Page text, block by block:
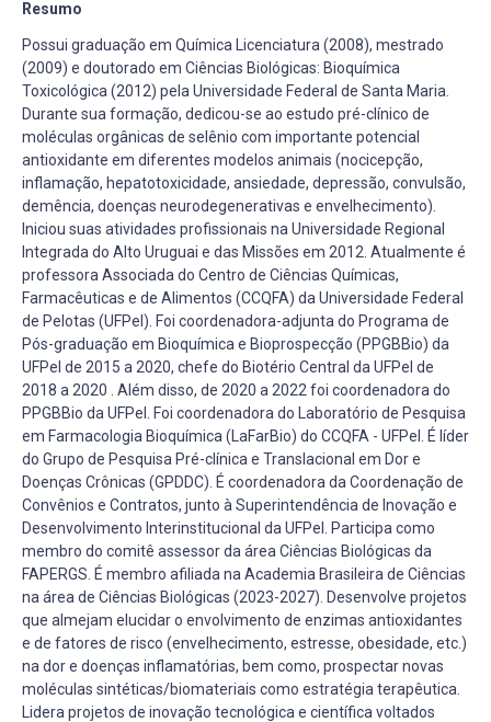
Resumo
Possui graduação em Química Licenciatura (2008), mestrado
(2009) e doutorado em Ciências Biológicas: Bioquímica
Toxicológica (2012) pela Universidade Federal de Santa Maria.
Durante sua formação, dedicou-se ao estudo pré-clínico de
moléculas orgânicas de selênio com importante potencial
antioxidante em diferentes modelos animais (nocicepção,
inflamação, hepatotoxicidade, ansiedade, depressão, convulsão,
demência, doenças neurodegenerativas e envelhecimento).
Iniciou suas atividades profissionais na Universidade Regional
Integrada do Alto Uruguai e das Missões em 2012. Atualmente é
professora Associada do Centro de Ciências Químicas,
Farmacêuticas e de Alimentos (CCQFA) da Universidade Federal
de Pelotas (UFPel). Foi coordenadora-adjunta do Programa de
Pós-graduação em Bioquímica e Bioprospecção (PPGBBio) da
UFPel de 2015 a 2020, chefe do Biotério Central da UFPel de
2018 a 2020 . Além disso, de 2020 a 2022 foi coordenadora do
PPGBBio da UFPel. Foi coordenadora do Laboratório de Pesquisa
em Farmacologia Bioquímica (LaFarBio) do CCQFA - UFPel. É líder
do Grupo de Pesquisa Pré-clínica e Translacional em Dor e
Doenças Crônicas (GPDDC). É coordenadora da Coordenação de
Convênios e Contratos, junto à Superintendência de Inovação e
Desenvolvimento Interinstitucional da UFPel. Participa como
membro do comitê assessor da área Ciências Biológicas da
FAPERGS. É membro afiliada na Academia Brasileira de Ciências
na área de Ciências Biológicas (2023-2027). Desenvolve projetos
que almejam elucidar o envolvimento de enzimas antioxidantes
e de fatores de risco (envelhecimento, estresse, obesidade, etc.)
na dor e doenças inflamatórias, bem como, prospectar novas
moléculas sintéticas/biomateriais como estratégia terapêutica.
Lidera projetos de inovação tecnológica e científica voltados